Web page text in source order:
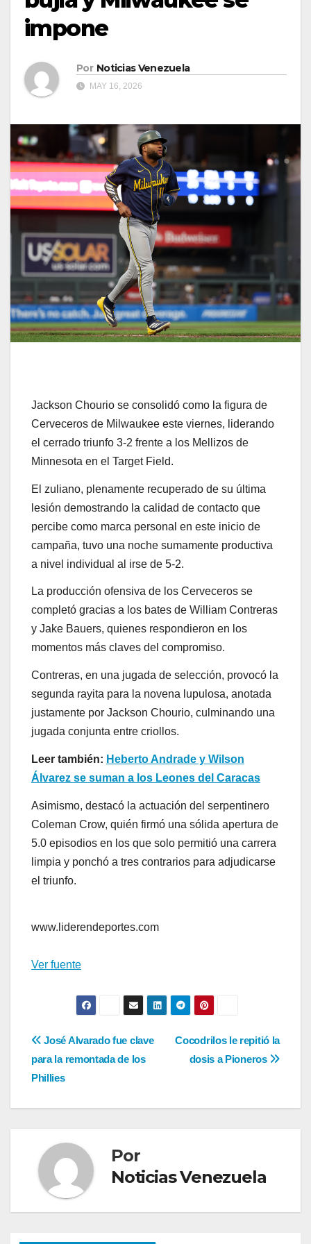
impone
Por Noticias Venezuela
MAY 16, 2026
Jackson Chourio se consolidó como la figura de
Cerveceros de Milwaukee este viernes, liderando
el cerrado triunfo 3-2 frente a los Mellizos de
Minnesota en el Target Field.
El zuliano, plenamente recuperado de su última
lesión demostrando la calidad de contacto que
percibe como marca personal en este inicio de
campaña, tuvo una noche sumamente productiva
a nivel individual al irse de 5-2.
La producción ofensiva de los Cerveceros se
completó gracias a los bates de William Contreras
y Jake Bauers, quienes respondieron en los
momentos más claves del compromiso.
Contreras, en una jugada de selección, provocó la
segunda rayita para la novena lupulosa, anotada
justamente por Jackson Chourio, culminando una
jugada conjunta entre criollos.
Leer también: Heberto Andrade y Wilson
Álvarez se suman a los Leones del Caracas
Asimismo, destacó la actuación del serpentinero
Coleman Crow, quién firmó una sólida apertura de
5.0 episodios en los que solo permitió una carrera
limpia y ponchó a tres contrarios para adjudicarse
el triunfo.
www.liderendeportes.com
Ver fuente
Navegación
de
entradas
Cocodrilos le repitió la
dosis a Pioneros
José Alvarado fue clave
para la remontada de los
Phillies
Por
Noticias Venezuela